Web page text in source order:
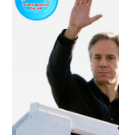
2026
年 8
月 8